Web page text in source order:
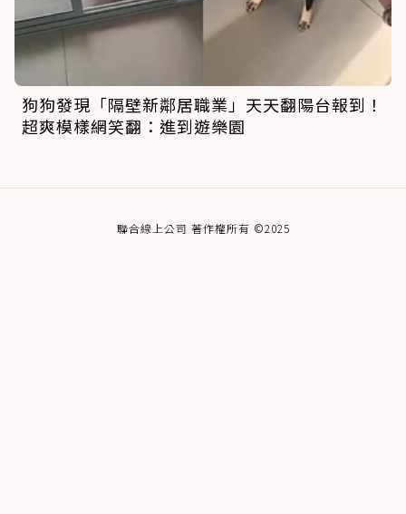
狗狗發現「隔壁新鄰居職業」天天翻陽台報到！
超爽模樣網笑翻：進到遊樂園
聯合線上公司 著作權所有 ©2025